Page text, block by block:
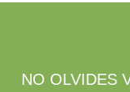
NO OLVIDES